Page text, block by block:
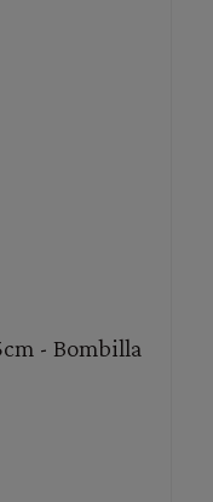
- Bombilla